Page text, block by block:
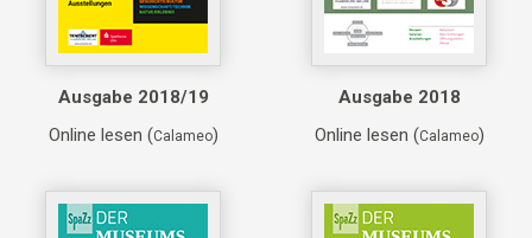
Ausgabe 2018/19
Online lesen (Calameo)
Ausgabe 2018
Online lesen (Calameo)